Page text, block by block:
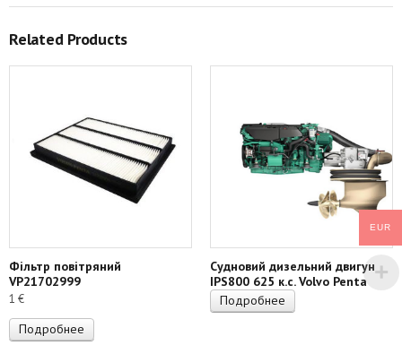
Related Products
Фільтр повітряний
VP21702999
1 €
Подробнее
Судновий дизельний двигун
IPS800 625 к.с. Volvo Penta
Подробнее
EUR